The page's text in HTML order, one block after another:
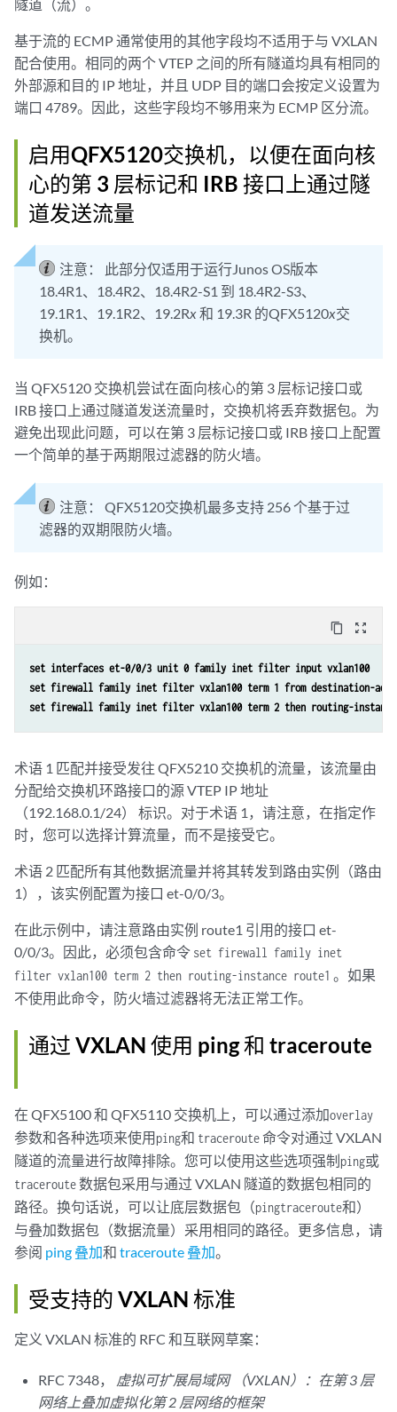
隧道（流）。
基于流的 ECMP 通常使用的其他字段均不适用于与 VXLAN
配合使用。相同的两个 VTEP 之间的所有隧道均具有相同的
外部源和目的 IP 地址，并且 UDP 目的端口会按定义设置为
端口 4789。因此，这些字段均不够用来为 ECMP 区分流。
启用QFX5120交换机，以便在面向核
心的第 3 层标记和 IRB 接口上通过隧
道发送流量
注意：
此部分仅适用于运行Junos OS版本
18.4R1、18.4R2、18.4R2-S1 到 18.4R2-S3、
19.1R1、19.1R2、19.2Rx和 19.3R 的QFX5120x交
换机。
当 QFX5120 交换机尝试在面向核心的第 3 层标记接口或
IRB 接口上通过隧道发送流量时，交换机将丢弃数据包。为
避免出现此问题，可以在第 3 层标记接口或 IRB 接口上配置
一个简单的基于两期限过滤器的防火墙。
注意：
QFX5120交换机最多支持 256 个基于过
滤器的双期限防火墙。
例如：
content_copy zoom_out_map
set interfaces et-0/0/3 unit 0 family inet filter input vxlan100
set firewall family inet filter vxlan100 term 1 from destination-
set firewall family inet filter vxlan100 term 2 then routing-instance
术语 1 匹配并接受发往 QFX5210 交换机的流量，该流量由
分配给交换机环路接口的源 VTEP IP 地址
（192.168.0.1/24） 标识。对于术语 1，请注意，在指定作
时，您可以选择计算流量，而不是接受它。
术语 2 匹配所有其他数据流量并将其转发到路由实例（路由
1），该实例配置为接口 et-0/0/3。
在此示例中，请注意路由实例 route1 引用的接口 et-
0/0/3。因此，必须包含命令 set firewall family inet
filter vxlan100 term 2 then routing-instance route1 。如果
不使用此命令，防火墙过滤器将无法正常工作。
通过 VXLAN 使用 ping 和 traceroute
在 QFX5100 和 QFX5110 交换机上，可以通过添加overlay
参数和各种选项来使用ping和 traceroute命令对通过 VXLAN
隧道的流量进行故障排除。您可以使用这些选项强制ping或
traceroute数据包采用与通过 VXLAN 隧道的数据包相同的
路径。换句话说，可以让底层数据包（pingtraceroute和）
与叠加数据包（数据流量）采用相同的路径。更多信息，请
参阅 ping 叠加和 traceroute 叠加。
受支持的 VXLAN 标准
定义 VXLAN 标准的 RFC 和互联网草案：
RFC 7348， 虚拟可扩展局域网 （VXLAN）：在第 3 层
网络上叠加虚拟化第 2 层网络的框架